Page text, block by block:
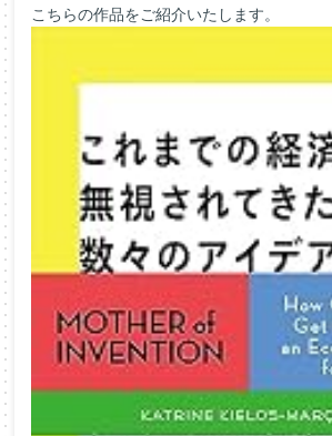
こちらの作品をご紹介いたします。